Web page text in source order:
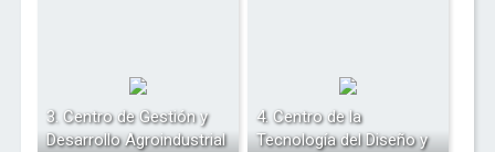
3. Centro de Gestión y
Desarrollo Agroindustrial
4. Centro de la
Tecnología del Diseño y